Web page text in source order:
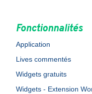
Fonctionnalités
Application
Lives commentés
Widgets gratuits
Widgets - Extension